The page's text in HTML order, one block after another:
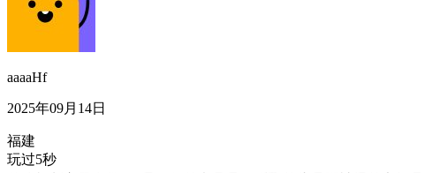
aaaaHf
2025年09月14日
福建
玩过5秒